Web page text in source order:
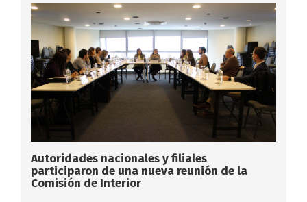
Autoridades nacionales y filiales
participaron de una nueva reunión de la
Comisión de Interior